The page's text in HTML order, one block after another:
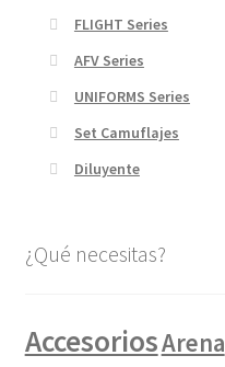
FLIGHT Series
AFV Series
UNIFORMS Series
Set Camuflajes
Diluyente
¿Qué necesitas?
AccesoriosArena